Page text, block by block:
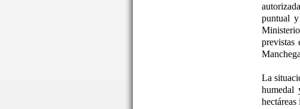
puntual
previstas
La
humedal